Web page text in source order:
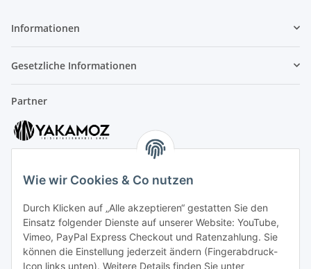
Wie wir Cookies & Co nutzen
Durch Klicken auf „Alle akzeptieren“ gestatten Sie den
Einsatz folgender Dienste auf unserer Website: YouTube,
Vimeo, PayPal Express Checkout und Ratenzahlung. Sie
können die Einstellung jederzeit ändern (Fingerabdruck-
Icon links unten). Weitere Details finden Sie unter
Informationen
Gesetzliche Informationen
Partner
Kundenservice